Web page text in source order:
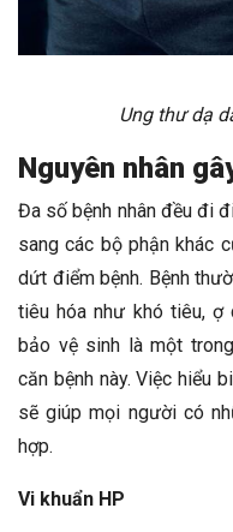
Ung thư dạ
Nguyên nhân
Đa số bệnh nhân đều đi
sang các bộ phận khác
dứt điểm bệnh. Bệnh
tiêu hóa như khó tiêu, ợ
bảo vệ sinh là một
căn bệnh này. Việc hiểu
sẽ giúp mọi người có
hợp.
Vi khuẩn HP